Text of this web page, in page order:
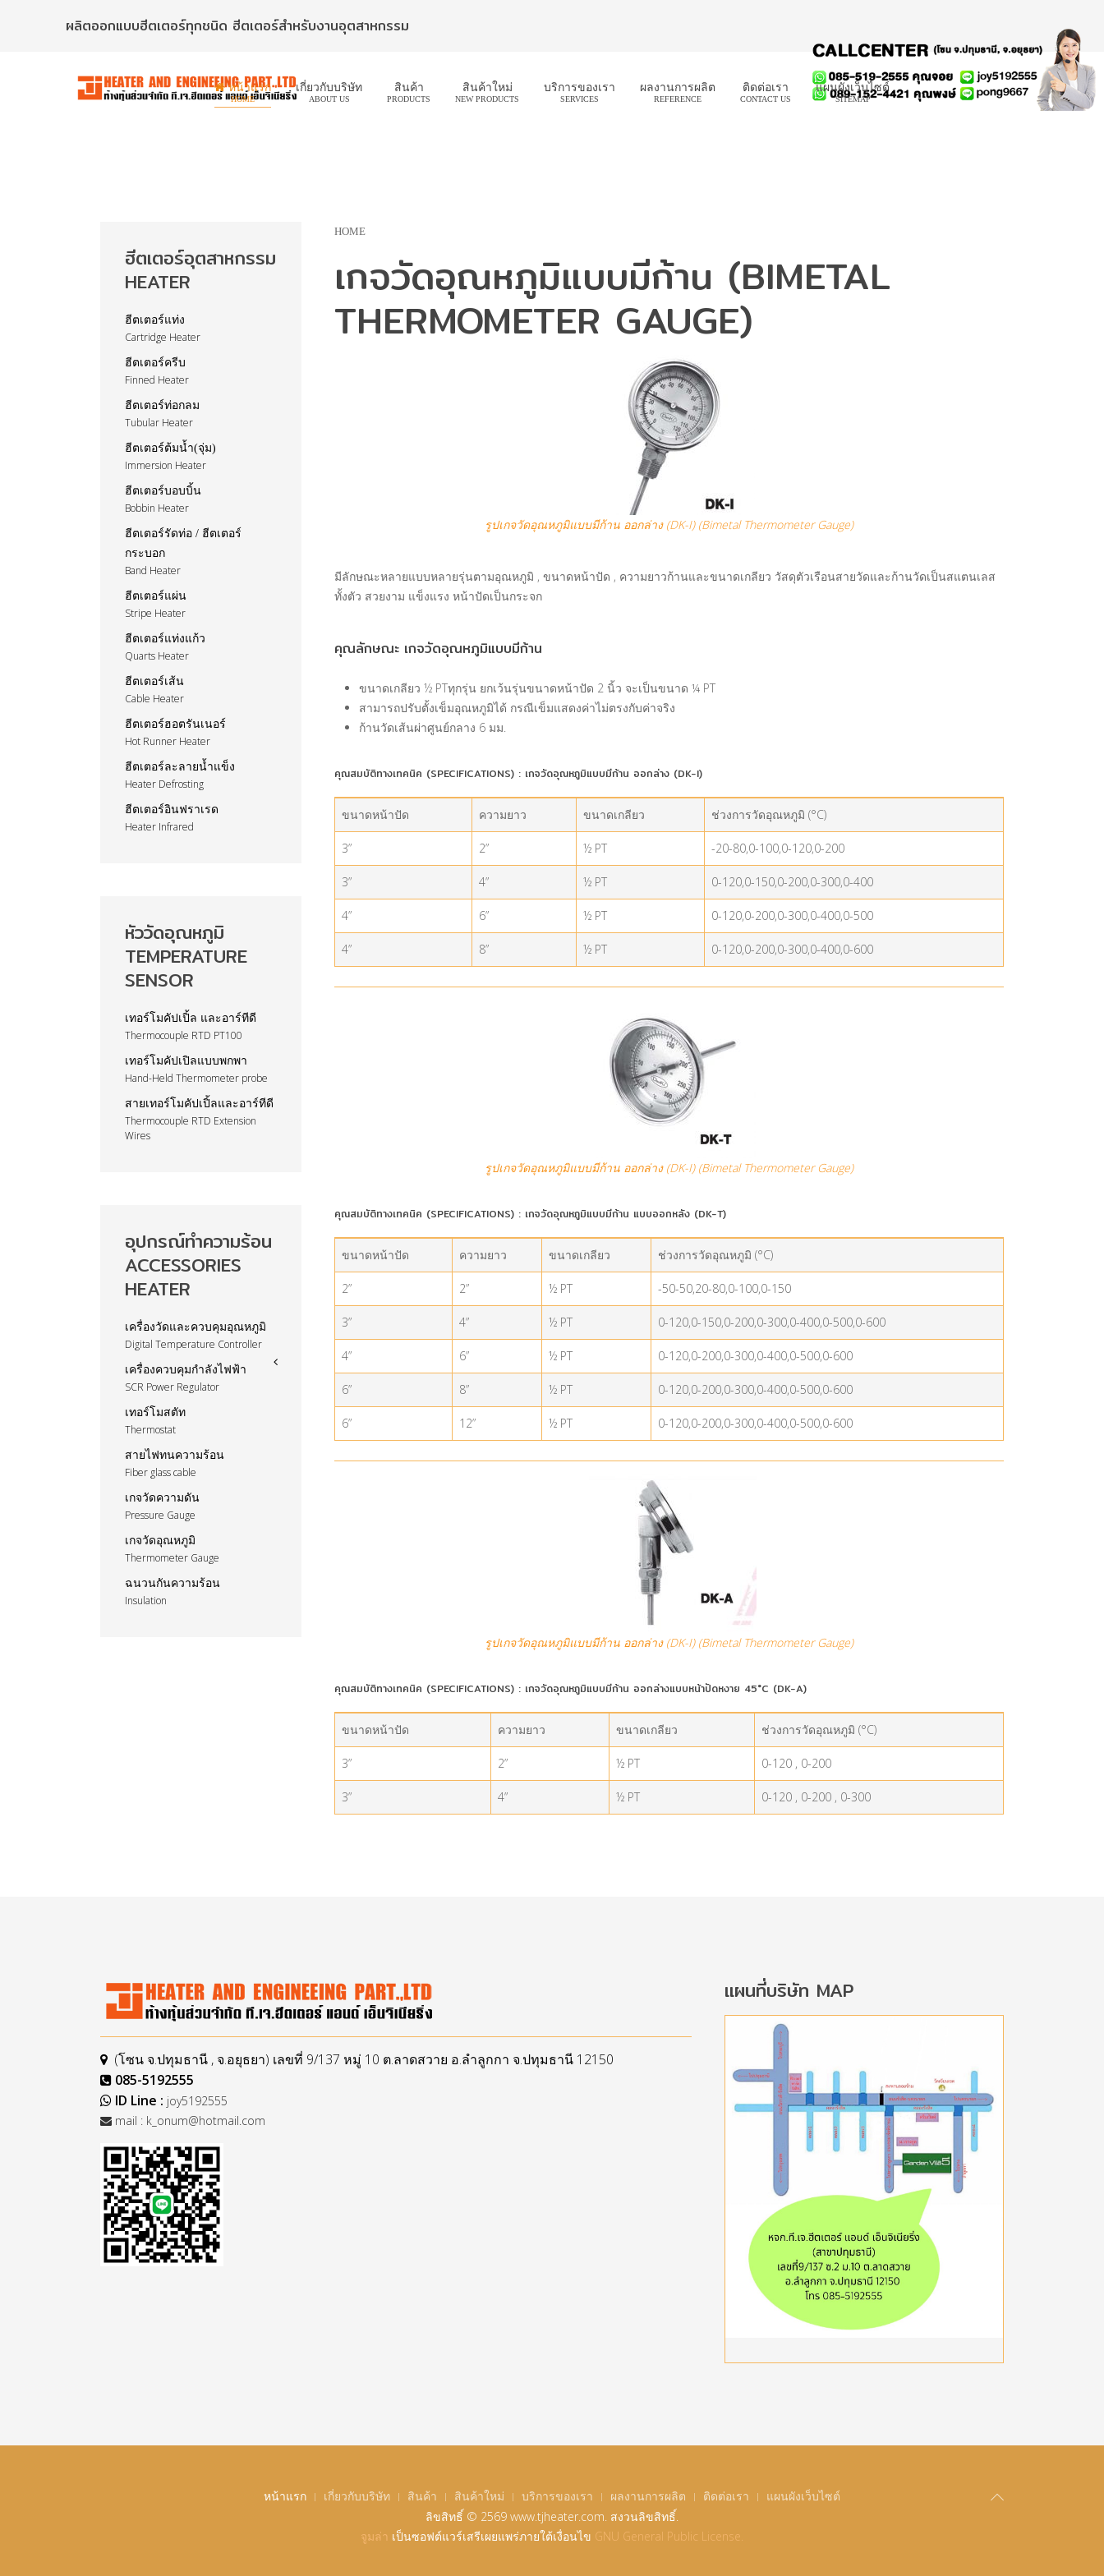
ผลิตออกแบบฮีตเตอร์ทุกชนิด ฮีตเตอร์สำหรับงานอุตสาหกรรม
หน้าแรก
HOME
เกี่ยวกับบริษัท
ABOUT US
สินค้า
PRODUCTS
สินค้าใหม่
NEW PRODUCTS
บริการของเรา
SERVICES
ผลงานการผลิต
REFERENCE
ติดต่อเรา
CONTACT US
แผนผังเว็บไซต์
SITEMAP
HOME
เกจวัดอุณหภูมิแบบมีก้าน (BIMETAL
THERMOMETER GAUGE)
รูปเกจวัดอุณหภูมิแบบมีก้าน ออกล่าง (DK-I) (Bimetal Thermometer Gauge)
มีลักษณะหลายแบบหลายรุ่นตามอุณหภูมิ , ขนาดหน้าปัด , ความยาวก้านและขนาดเกลียว วัสดุตัวเรือนสายวัดและก้านวัดเป็นสแตนเลส
ทั้งตัว สวยงาม แข็งแรง หน้าปัดเป็นกระจก
คุณลักษณะ เกจวัดอุณหภูมิแบบมีก้าน
ขนาดเกลียว ½ PTทุกรุ่น ยกเว้นรุ่นขนาดหน้าปัด 2 นิ้ว จะเป็นขนาด ¼ PT
สามารถปรับตั้งเข็มอุณหภูมิได้ กรณีเข็มแสดงค่าไม่ตรงกับค่าจริง
ก้านวัดเส้นผ่าศูนย์กลาง 6 มม.
คุณสมบัติทางเทคนิค (SPECIFICATIONS) : เกจวัดอุณหภูมิแบบมีก้าน ออกล่าง (DK-I)
ขนาดหน้าปัด ความยาว ขนาดเกลียว ช่วงการวัดอุณหภูมิ (°C)
3” 2” ½ PT -20-80,0-100,0-120,0-200
3” 4” ½ PT 0-120,0-150,0-200,0-300,0-400
4” 6” ½ PT 0-120,0-200,0-300,0-400,0-500
4” 8” ½ PT 0-120,0-200,0-300,0-400,0-600
รูปเกจวัดอุณหภูมิแบบมีก้าน ออกล่าง (DK-I) (Bimetal Thermometer Gauge)
คุณสมบัติทางเทคนิค (SPECIFICATIONS) : เกจวัดอุณหภูมิแบบมีก้าน แบบออกหลัง (DK-T)
ขนาดหน้าปัด ความยาว ขนาดเกลียว ช่วงการวัดอุณหภูมิ (°C)
2” 2” ½ PT -50-50,20-80,0-100,0-150
3” 4” ½ PT 0-120,0-150,0-200,0-300,0-400,0-500,0-600
4” 6” ½ PT 0-120,0-200,0-300,0-400,0-500,0-600
6” 8” ½ PT 0-120,0-200,0-300,0-400,0-500,0-600
6” 12” ½ PT 0-120,0-200,0-300,0-400,0-500,0-600
รูปเกจวัดอุณหภูมิแบบมีก้าน ออกล่าง (DK-I) (Bimetal Thermometer Gauge)
คุณสมบัติทางเทคนิค (SPECIFICATIONS) : เกจวัดอุณหภูมิแบบมีก้าน ออกล่างแบบหน้าปัดหงาย 45°C (DK-A)
ขนาดหน้าปัด ความยาว ขนาดเกลียว ช่วงการวัดอุณหภูมิ (°C)
3” 2” ½ PT 0-120 , 0-200
3” 4” ½ PT 0-120 , 0-200 , 0-300
ฮีตเตอร์อุตสาหกรรม
HEATER
ฮีตเตอร์แท่ง
Cartridge Heater
ฮีตเตอร์ครีบ
Finned Heater
ฮีตเตอร์ท่อกลม
Tubular Heater
ฮีตเตอร์ต้มน้ำ(จุ่ม)
Immersion Heater
ฮีตเตอร์บอบบิ้น
Bobbin Heater
ฮีตเตอร์รัดท่อ / ฮีตเตอร์
กระบอก
Band Heater
ฮีตเตอร์แผ่น
Stripe Heater
ฮีตเตอร์แท่งแก้ว
Quarts Heater
ฮีตเตอร์เส้น
Cable Heater
ฮีตเตอร์ฮอตรันเนอร์
Hot Runner Heater
ฮีตเตอร์ละลายน้ำแข็ง
Heater Defrosting
ฮีตเตอร์อินฟราเรด
Heater Infrared
หัววัดอุณหภูมิ
TEMPERATURE
SENSOR
เทอร์โมคัปเปิ้ล และอาร์ทีดี
Thermocouple RTD PT100
เทอร์โมคัปเปิลแบบพกพา
Hand-Held Thermometer probe
สายเทอร์โมคัปเปิ้ลและอาร์ทีดี
Thermocouple RTD Extension
Wires
อุปกรณ์ทำความร้อน
ACCESSORIES
HEATER
เครื่องวัดและควบคุมอุณหภูมิ
Digital Temperature Controller
เครื่องควบคุมกำลังไฟฟ้า
SCR Power Regulator
เทอร์โมสตัท
Thermostat
สายไฟทนความร้อน
Fiber glass cable
เกจวัดความดัน
Pressure Gauge
เกจวัดอุณหภูมิ
Thermometer Gauge
ฉนวนกันความร้อน
Insulation
(โซน จ.ปทุมธานี , จ.อยุธยา) เลขที่ 9/137 หมู่ 10 ต.ลาดสวาย อ.ลำลูกกา จ.ปทุมธานี 12150
085-5192555
ID Line : joy5192555
mail : k_onum@hotmail.com
แผนที่บริษัท MAP
หน้าแรก เกี่ยวกับบริษัท สินค้า สินค้าใหม่ บริการของเรา ผลงานการผลิต ติดต่อเรา แผนผังเว็บไซต์
ลิขสิทธิ์ © 2569 www.tjheater.com. สงวนลิขสิทธิ์.
จูมล่า เป็นซอฟต์แวร์เสรีเผยแพร่ภายใต้เงื่อนไข GNU General Public License.